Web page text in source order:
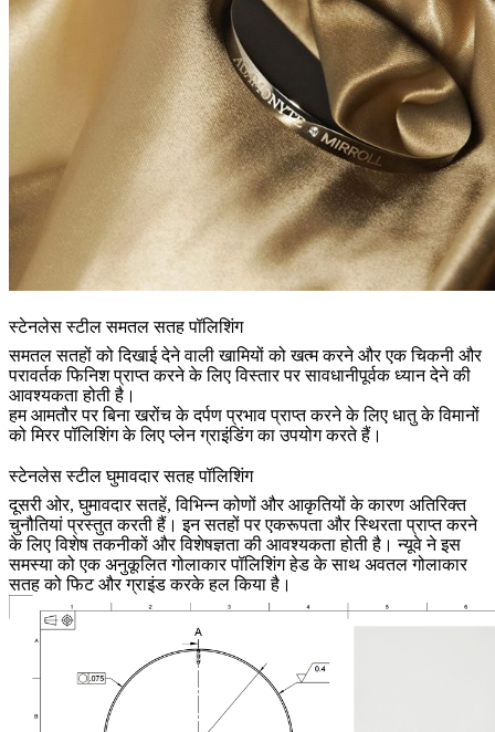
स्टेनलेस स्टील समतल सतह पॉलिशिंग
समतल सतहों को दिखाई देने वाली खामियों को खत्म करने और एक चिकनी और
परावर्तक फिनिश प्राप्त करने के लिए विस्तार पर सावधानीपूर्वक ध्यान देने की
आवश्यकता होती है।
हम आमतौर पर बिना खरोंच के दर्पण प्रभाव प्राप्त करने के लिए धातु के विमानों
को मिरर पॉलिशिंग के लिए प्लेन ग्राइंडिंग का उपयोग करते हैं।
स्टेनलेस स्टील घुमावदार सतह पॉलिशिंग
दूसरी ओर, घुमावदार सतहें, विभिन्न कोणों और आकृतियों के कारण अतिरिक्त
चुनौतियां प्रस्तुत करती हैं। इन सतहों पर एकरूपता और स्थिरता प्राप्त करने
के लिए विशेष तकनीकों और विशेषज्ञता की आवश्यकता होती है। न्यूवे ने इस
समस्या को एक अनुकूलित गोलाकार पॉलिशिंग हेड के साथ अवतल गोलाकार
सतह को फिट और ग्राइंड करके हल किया है।